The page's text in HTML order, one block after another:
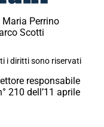
Perrino
Scotti
i diritti sono riservati
responsabile
210 dell’11 aprile